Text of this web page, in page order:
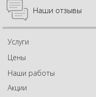
Наши отзывы
Услуги
Цены
Наши работы
Акции